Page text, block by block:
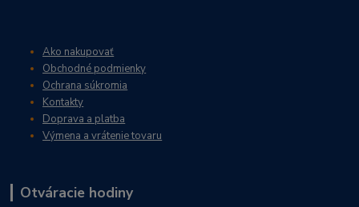
Ako nakupovať
Obchodné podmienky
Ochrana súkromia
Kontakty
Doprava a platba
Výmena a vrátenie tovaru
Otváracie hodiny